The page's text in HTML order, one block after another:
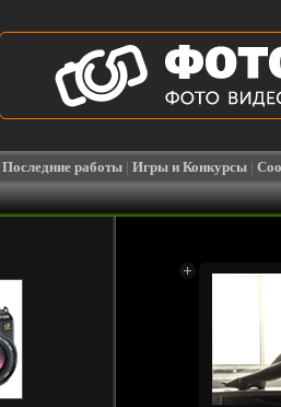
Последние работы | Игры и Конкурсы |